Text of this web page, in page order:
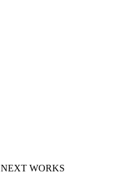
NEXT WORKS